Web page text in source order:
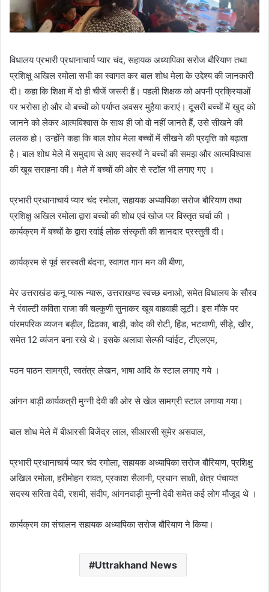
विधालय प्रभारी प्रधानाचार्य प्यार चंद, सहायक अध्यापिका सरोज बौरियाण तथा
प्रशिक्षू अखिल रमोला सभी का स्वागत कर बाल शोध मेला के उद्देश्य की जानकारी
दी। कहा कि शिक्षा में दो ही चीजें जरूरी हैं। पहली शिक्षक को अपनी प्रक्रियाओं
पर भरोसा हो और वो बच्चों को पर्याप्त अवसर मुहैया कराएं। दूसरी बच्चों में खुद को
जानने को लेकर आत्मविश्वास के साथ ही जो वो नहीं जानते हैं, उसे सीखने की
ललक हो। उन्होंने कहा कि बाल शोध मेला बच्चों में सीखने की प्रवृत्ति को बढ़ाता
है। बाल शोध मेले में समुदाय से आए सदस्यों ने बच्चों की समझ और आत्मविश्वास
की खूब सराहना की। मेले में बच्चों की ओर से स्टॉल भी लगाए गए ।
प्रभारी प्रधानाचार्य प्यार चंद रमोला, सहायक अध्यापिका सरोज बौरियाण तथा
प्रशिक्षु अखिल रमोला द्वारा बच्चों की शोध एवं खोज पर विस्तृत चर्चा की ।
कार्यक्रम में बच्चों के द्वारा रवांई लोक संस्कृती की शानदार प्रस्तुती दी।
कार्यक्रम से पूर्व सरस्वती बंदना, स्वागत गान मन की बीणा,
मेर उत्तराखंड कनू प्यारू न्यारू, उत्तराखण्ड स्वच्छ बनाओ, समेत विधालय के सौरव
ने रंवाल्टी कविता राजा की चल्कुणी सुनाकर खूब वाहवाही लूटी। इस मौके पर
पांरमपरिक व्यजन बड़ील, ढिढका, बाड़ी, कोद की रोटी, हिंड, भटवाणी, सीड़े, खीर,
समेत 12 व्यंजन बना रखे थे। इसके अलावा सेल्फी प्वांईट, टीएलएम,
पठन पाठन सामग्री, स्वतंत्र लेखन, भाषा आदि के स्टाल लगाए गये ।
आंगन बाड़ी कार्यकत्री मुन्नी देवी की ओर से खेल सामग्री स्टाल लगाया गया।
बाल शोध मेले में बीआरसी बिजेंद्र लाल, सीआरसी सुमेर असवाल,
प्रभारी प्रधानाचार्य प्यार चंद रमोला, सहायक अध्यापिका सरोज बौरियाण, प्रशिक्षु
अखिल रमोला, हरीमोहन रावत, प्रकाश सैलानी, प्रधान साक्षी, क्षेत्र पंचायत
सदस्य सरिता देवी, रशमी, संदीप, आंगनवाड़ी मुन्नी देवी समेत कई लोग मौजूद थे ।
कार्यक्रम का संचालन सहायक अध्यापिका सरोज बौरियाण ने किया।
Uttrakhand News